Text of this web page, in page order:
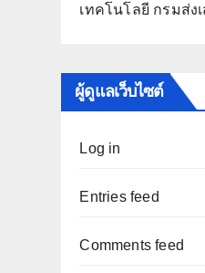
เทคโนโลยี กรมส่ง
ผู้ดูแลเว็บไซต์
Log in
Entries feed
Comments feed